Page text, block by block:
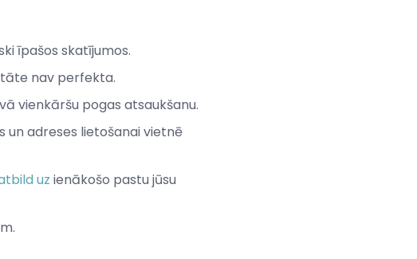
īpašos skatījumos.
nav perfekta.
vienkāršu pogas atsaukšanu.
adreses lietošanai vietnē
uz ienākošo pastu jūsu